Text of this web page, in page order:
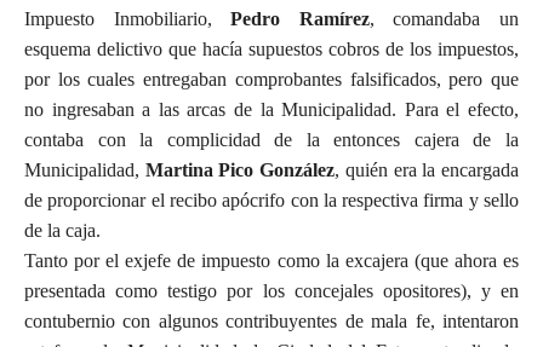
Impuesto Inmobiliario,Pedro Ramírez, comandaba un
esquema delictivo que hacía supuestos cobros de los impuestos,
por los cuales entregaban comprobantes falsificados, pero que
no ingresaban a las arcas de la Municipalidad. Para el efecto,
contaba con la complicidad de la entonces cajera de la
Municipalidad, Martina Pico González, quién era la encargada
de proporcionar el recibo apócrifo con la respectiva firma y sello
de la caja.
Tanto por el exjefe de impuesto como la excajera (que ahora es
presentada como testigo por los concejales opositores), y en
contubernio con algunos contribuyentes de mala fe, intentaron